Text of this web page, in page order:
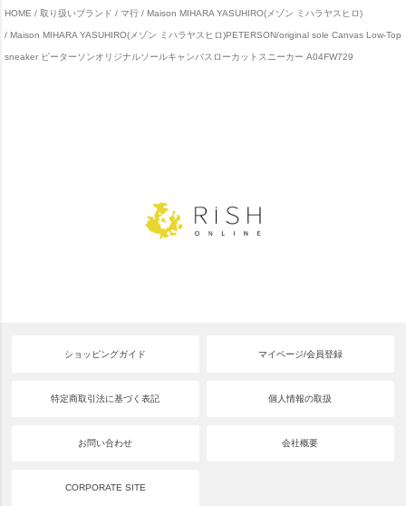
HOME 取り扱いブランド マ行 Maison MIHARA YASUHIRO(メゾン ミハラヤスヒロ)
Maison MIHARA YASUHIRO(メゾン ミハラヤスヒロ)PETERSON/original sole Canvas Low-Top
sneaker ピーターソンオリジナルソールキャンバスローカットスニーカー A04FW729
ショッピングガイド マイページ/会員登録
特定商取引法に基づく表記 個人情報の取扱
お問い合わせ 会社概要
CORPORATE SITE